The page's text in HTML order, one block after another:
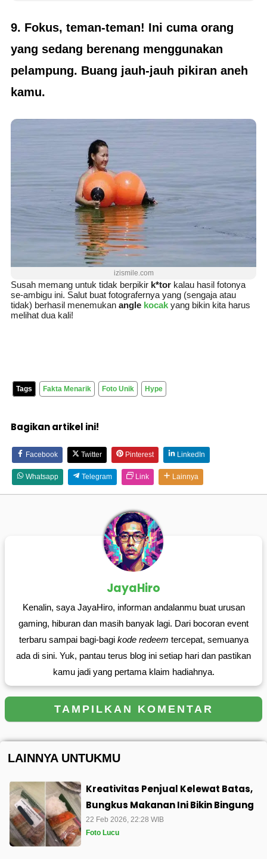
9. Fokus, teman-teman! Ini cuma orang
yang sedang berenang menggunakan
pelampung. Buang jauh-jauh pikiran aneh
kamu.
izismile.com
Susah memang untuk tidak berpikir k*tor kalau hasil fotonya
se-ambigu ini. Salut buat fotografernya yang (sengaja atau
tidak) berhasil menemukan angle kocak yang bikin kita harus
melihat dua kali!
Tags Fakta Menarik Foto Unik Hype
Bagikan artikel ini!
Facebook Twitter Pinterest LinkedIn
Whatsapp Telegram Link Lainnya
JayaHiro
Kenalin, saya JayaHiro, informan andalanmu buat urusan
gaming, hiburan dan masih banyak lagi. Dari bocoran event
terbaru sampai bagi-bagi kode redeem tercepat, semuanya
ada di sini. Yuk, pantau terus blog ini setiap hari dan pastikan
kamu jadi yang pertama klaim hadiahnya.
TAMPILKAN KOMENTAR
LAINNYA UNTUKMU
Kreativitas Penjual Kelewat Batas,
Bungkus Makanan Ini Bikin Bingung
22 Feb 2026, 22:28 WIB
Foto Lucu